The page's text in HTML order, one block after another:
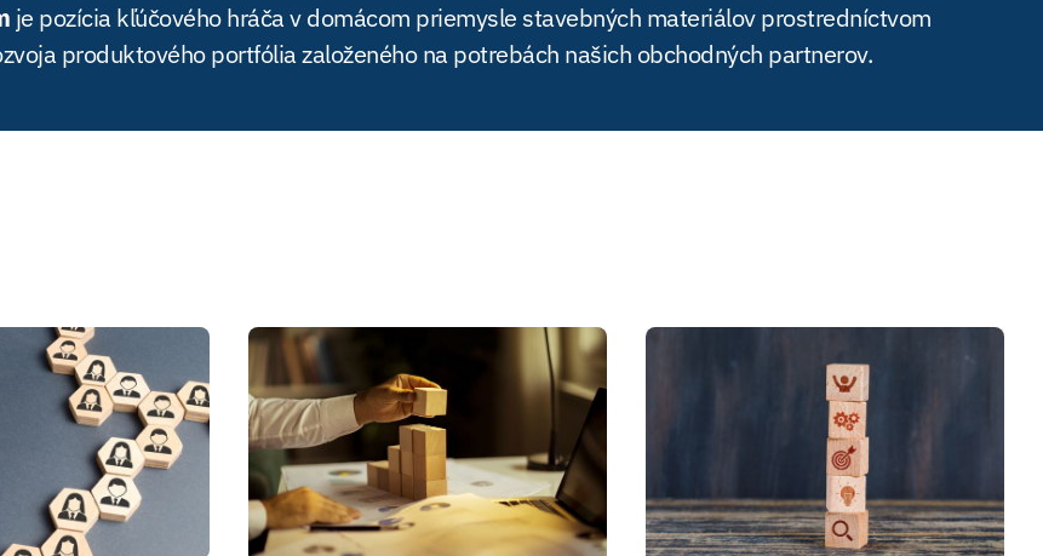
je pozícia kľúčového hráča v domácom priemysle stavebných materiálov prostredníctvom
produktového portfólia založeného na potrebách našich obchodných partnerov.